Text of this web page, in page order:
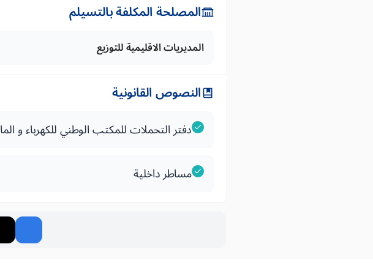
المصلحة المكلفة بالتسيلم
المديريات الاقليمية للتوزيع
النصوص القانونية
دفتر التحملات للمكتب الوطني للكهرباء و
مساطر داخلية